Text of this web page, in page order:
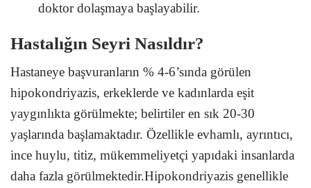
doktor dolaşmaya başlayabilir.
Hastalığın Seyri Nasıldır?
Hastaneye başvuranların % 4-6’sında görülen
hipokondriyazis, erkeklerde ve kadınlarda eşit
yaygınlıkta görülmekte; belirtiler en sık 20-30
yaşlarında başlamaktadır. Özellikle evhamlı, ayrıntıcı,
ince huylu, titiz, mükemmeliyetçi yapıdaki insanlarda
daha fazla görülmektedir.Hipokondriyazis genellikle